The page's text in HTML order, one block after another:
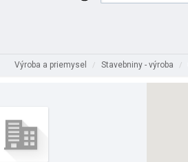
Výroba a priemysel / Stavebniny - výroba /